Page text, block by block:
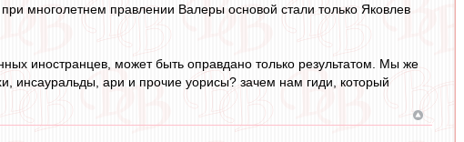
многолетнем правлении Валеры основой стали только Яковлев
иностранцев, может быть оправдано только результатом. Мы же
инсауральды, ари и прочие уорисы? зачем нам гиди, который